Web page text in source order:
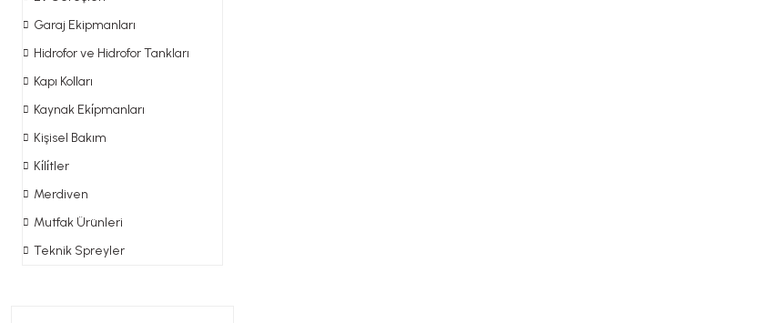
Garaj Ekipmanları
Hidrofor ve Hidrofor Tankları
Kapı Kolları
Kaynak Eki̇pmanları
Kişisel Bakım
Ki̇li̇tler
Merdiven
Mutfak Ürünleri
Teknik Spreyler